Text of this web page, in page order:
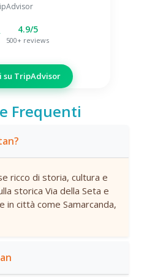
4.9/5
500+ reviews
su TripAdvisor
Frequenti
ricco di storia, cultura e
storica Via della Seta e
in città come Samarcanda,